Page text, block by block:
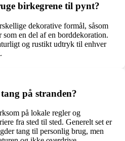
birkegrene til pynt?
dekorative formål, såsom
som en del af en borddekoration.
og rustikt udtryk til enhver
på stranden?
på lokale regler og
fra sted til sted. Generelt set er
tang til personlig brug, men